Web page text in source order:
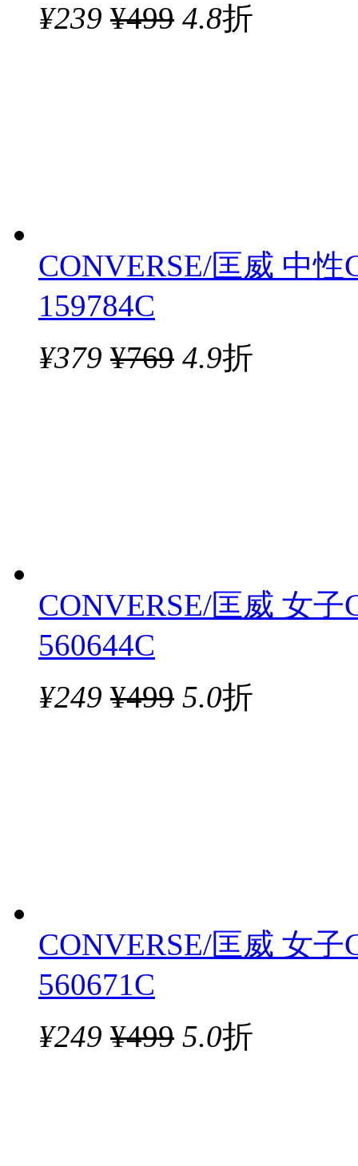
¥239 ¥499 4.8折
CONVERSE/匡威 中
159784C
¥379 ¥769 4.9折
CONVERSE/匡威 女
560644C
¥249 ¥499 5.0折
CONVERSE/匡威 女
560671C
¥249 ¥499 5.0折